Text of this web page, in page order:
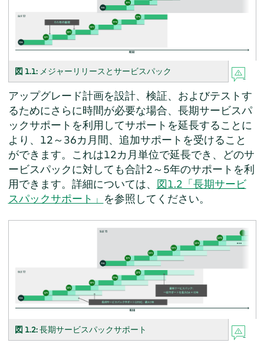
図 1.1: メジャーリリースとサービスパック
アップグレード計画を設計、検証、およびテストす
るためにさらに時間が必要な場合、長期サービスパ
ックサポートを利用してサポートを延長することに
より、12～36カ月間、追加サポートを受けること
ができます。これは12カ月単位で延長でき、どのサ
ービスパックに対しても合計2～5年のサポートを利
用できます。詳細については、 図1.2「長期サービ
スパックサポート」 を参照してください。
図 1.2:長期サービスパックサポート